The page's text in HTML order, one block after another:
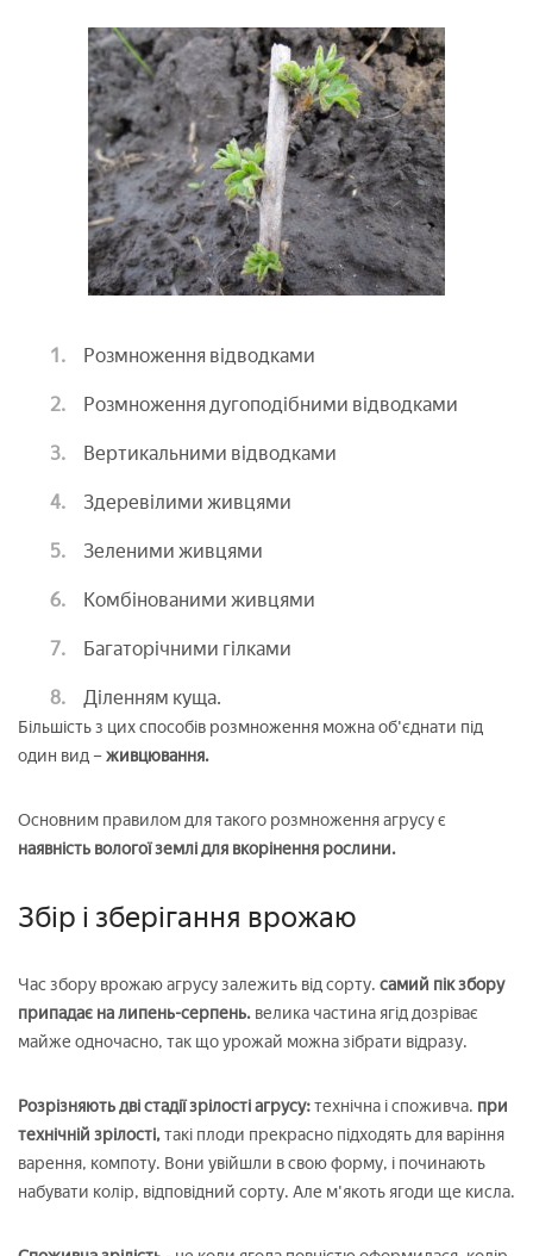
Розмноження відводками
Розмноження дугоподібними відводками
Вертикальними відводками
Здеревілими живцями
Зеленими живцями
Комбінованими живцями
Багаторічними гілками
Діленням куща.
Більшість з цих способів розмноження можна об'єднати під
один вид –живцювання.
Основним правилом для такого розмноження агрусу є
наявність вологої землі для вкорінення рослини.
Збір і зберігання врожаю
Час збору врожаю агрусу залежить від сорту. самий пік збору
припадає на липень-серпень. велика частина ягід дозріває
майже одночасно, так що урожай можна зібрати відразу.
Розрізняють дві стадії зрілості агрусу:технічна і споживча. при
технічній зрілості,такі плоди прекрасно підходять для варіння
варення, компоту. Вони увійшли в свою форму, і починають
набувати колір, відповідний сорту. Але м'якоть ягоди ще кисла.